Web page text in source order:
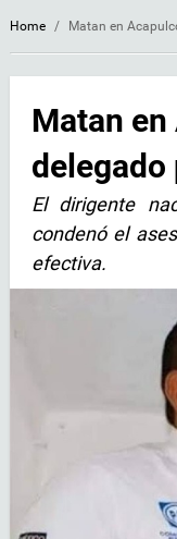
Home / Matan en
Matan
delegado
El dirigente
condenó el
efectiva.